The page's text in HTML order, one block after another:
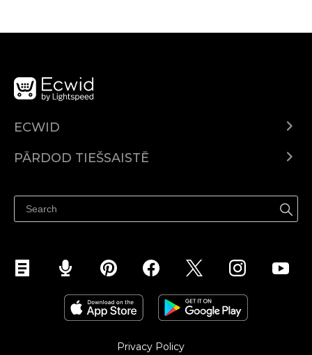
ECWID
Izcenojumi
PĀRDOD TIEŠSAISTĒ
Pārdod Facebook
Pārdod Instagram
Privacy Policy